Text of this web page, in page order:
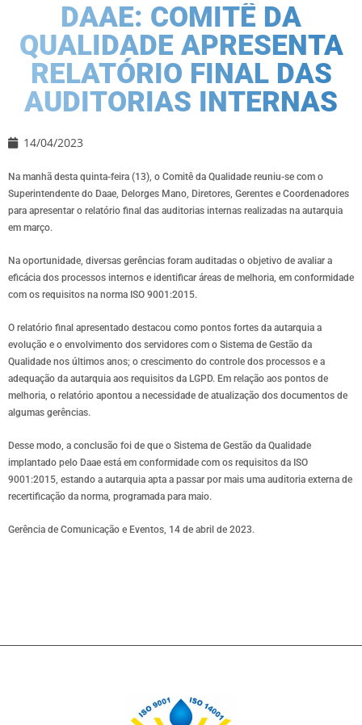
DAAE: COMITÊ DA
QUALIDADE APRESENTA
RELATÓRIO FINAL DAS
AUDITORIAS INTERNAS
14/04/2023
Na manhã desta quinta-feira (13), o Comitê da Qualidade reuniu-se com o
Superintendente do Daae, Delorges Mano, Diretores, Gerentes e Coordenadores
para apresentar o relatório final das auditorias internas realizadas na autarquia
em março.
Na oportunidade, diversas gerências foram auditadas o objetivo de avaliar a
eficácia dos processos internos e identificar áreas de melhoria, em conformidade
com os requisitos na norma ISO 9001:2015.
O relatório final apresentado destacou como pontos fortes da autarquia a
evolução e o envolvimento dos servidores com o Sistema de Gestão da
Qualidade nos últimos anos; o crescimento do controle dos processos e a
adequação da autarquia aos requisitos da LGPD. Em relação aos pontos de
melhoria, o relatório apontou a necessidade de atualização dos documentos de
algumas gerências.
Desse modo, a conclusão foi de que o Sistema de Gestão da Qualidade
implantado pelo Daae está em conformidade com os requisitos da ISO
9001:2015, estando a autarquia apta a passar por mais uma auditoria externa de
recertificação da norma, programada para maio.
Gerência de Comunicação e Eventos, 14 de abril de 2023.